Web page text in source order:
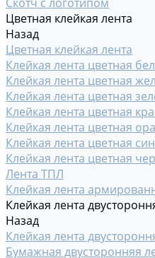
Цветная клейкая лента
Назад
Цветная клейкая лента
Клейкая лента цветная
Клейкая лента цветная
Клейкая лента цветная
Клейкая лента цветная
Клейкая лента цветная
Клейкая лента цветная
Клейкая лента цветная
Лента ТПЛ
Клейкая лента
Клейкая лента
Назад
Клейкая лента
Бумажная двусторонняя